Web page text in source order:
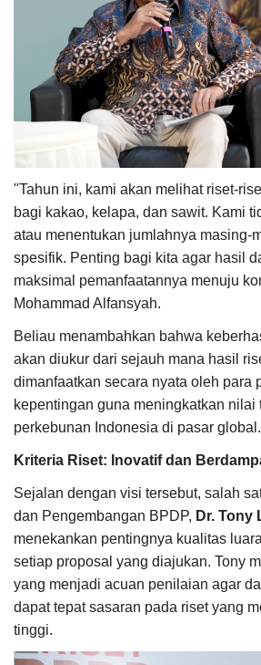
"Tahun ini, kami akan melihat riset-
bagi kakao, kelapa, dan sawit. Kami
atau menentukan jumlahnya masing-
spesifik. Penting bagi kita agar hasil
maksimal pemanfaatannya menuju
Mohammad Alfansyah.
Beliau menambahkan bahwa
akan diukur dari sejauh mana hasil
dimanfaatkan secara nyata oleh para
kepentingan guna meningkatkan nilai
perkebunan Indonesia di pasar global.
Kriteria Riset: Inovatif dan
Sejalan dengan visi tersebut, salah
dan Pengembangan BPDP, Dr. Tony
menekankan pentingnya kualitas
setiap proposal yang diajukan. Tony
yang menjadi acuan penilaian agar
dapat tepat sasaran pada riset yang
tinggi.